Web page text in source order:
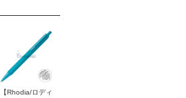
【Rhodia/ロディ